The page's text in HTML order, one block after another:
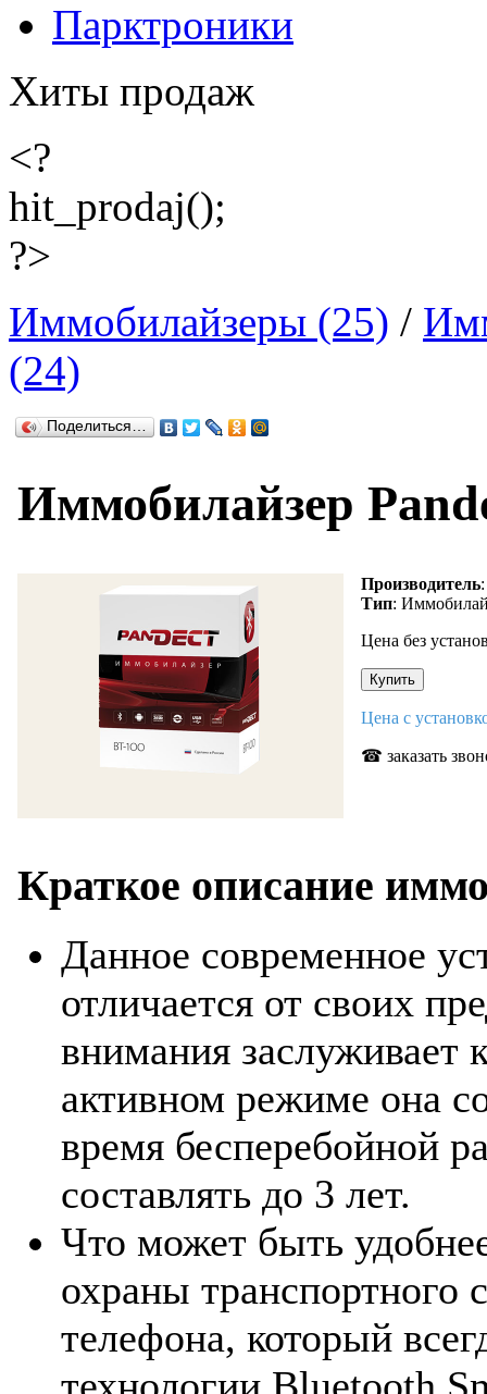
Парктроники
Хиты продаж
<?
hit_prodaj();
?>
Иммобилайзеры (25) /
(24)
Поделиться…
Иммобилайзер
Производитель
Тип:
Цена без
Цена с
☎ заказать
Краткое описание
Данное современное
отличается от своих
внимания заслуживает
активном режиме она
время бесперебойной
составлять до 3 лет.
Что может быть
охраны транспортного
телефона, который